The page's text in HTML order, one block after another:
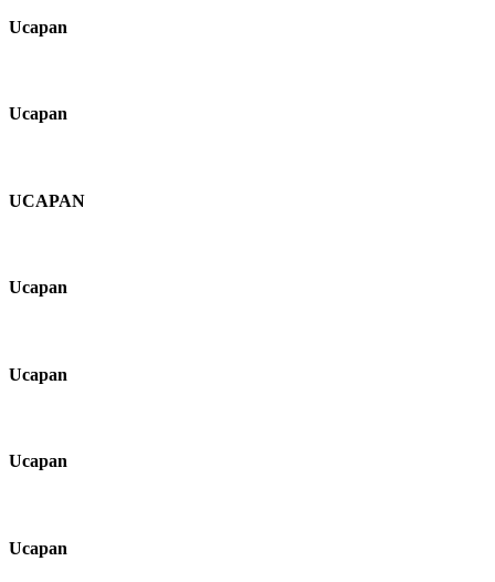
Ucapan
Ucapan
UCAPAN
Ucapan
Ucapan
Ucapan
Ucapan